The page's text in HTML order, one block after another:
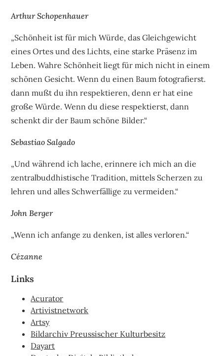
Arthur Schopenhauer
„Schönheit ist für mich Würde, das Gleichgewicht
eines Ortes und des Lichts, eine starke Präsenz im
Leben. Wahre Schönheit liegt für mich nicht in einem
schönen Gesicht. Wenn du einen Baum fotografierst.
dann mußt du ihn respektieren, denn er hat eine
große Würde. Wenn du diese respektierst, dann
schenkt dir der Baum schöne Bilder.“
Sebastiao Salgado
„Und während ich lache, erinnere ich mich an die
zentralbuddhistische Tradition, mittels Scherzen zu
lehren und alles Schwerfällige zu vermeiden.“
John Berger
„Wenn ich anfange zu denken, ist alles verloren.“
Cézanne
Links
Acurator
Artivistnetwork
Artsy
Bildarchiv Preussischer Kulturbesitz
Dayart